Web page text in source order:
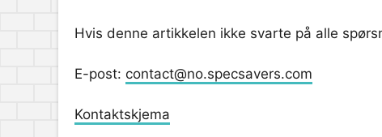
Hvis denne artikkelen ikke svarte på alle
E-post: contact@no.specsavers.com
Kontaktskjema